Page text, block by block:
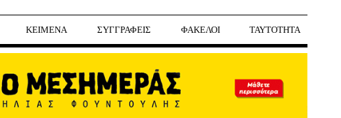
ΚΕΙΜΕΝΑ ΣΥΓΓΡΑΦΕΙΣ ΦΑΚΕΛΟΙ ΤΑΥΤΟΤΗΤΑ